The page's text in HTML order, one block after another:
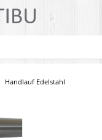
Handlauf Edelstahl